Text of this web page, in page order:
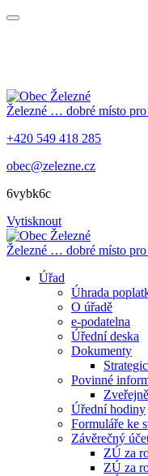
Železné … dobré místo
+420 549 418 285
obec@zelezne.cz
6vybk6c
Vytisknout
Železné … dobré místo
Úřad
Úhrada
O úřadě
e-podatelna
Úřední deska
Dokumenty
Povinné
Úřední hodiny
Formuláře ke
Závěrečný
ZÚ za
ZÚ za